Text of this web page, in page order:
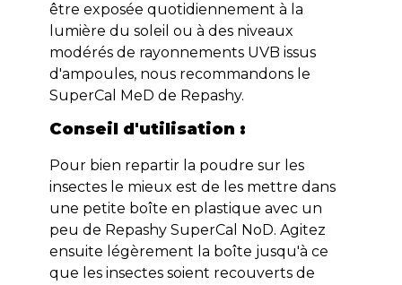
être exposée quotidiennement à la
lumière du soleil ou à des niveaux
modérés de rayonnements UVB issus
d'ampoules, nous recommandons le
SuperCal MeD de Repashy.
Conseil d'utilisation :
Pour bien repartir la poudre sur les
insectes le mieux est de les mettre dans
une petite boîte en plastique avec un
peu de Repashy SuperCal NoD. Agitez
ensuite légèrement la boîte jusqu'à ce
que les insectes soient recouverts de